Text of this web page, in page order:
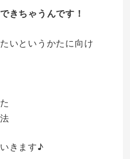
きちゃうんです！
いというかたに向け
きます♪